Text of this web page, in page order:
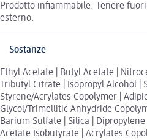
Prodotto infiammabile. Tenere
esterno.
Sostanze
Ethyl Acetate | Butyl Acetate |
Tributyl Citrate | Isopropyl Alcohol |
Styrene/Acrylates Copolymer |
Glycol/Trimellitic Anhydride
Barium Sulfate | Silica |
Acetate Isobutyrate | Acrylates